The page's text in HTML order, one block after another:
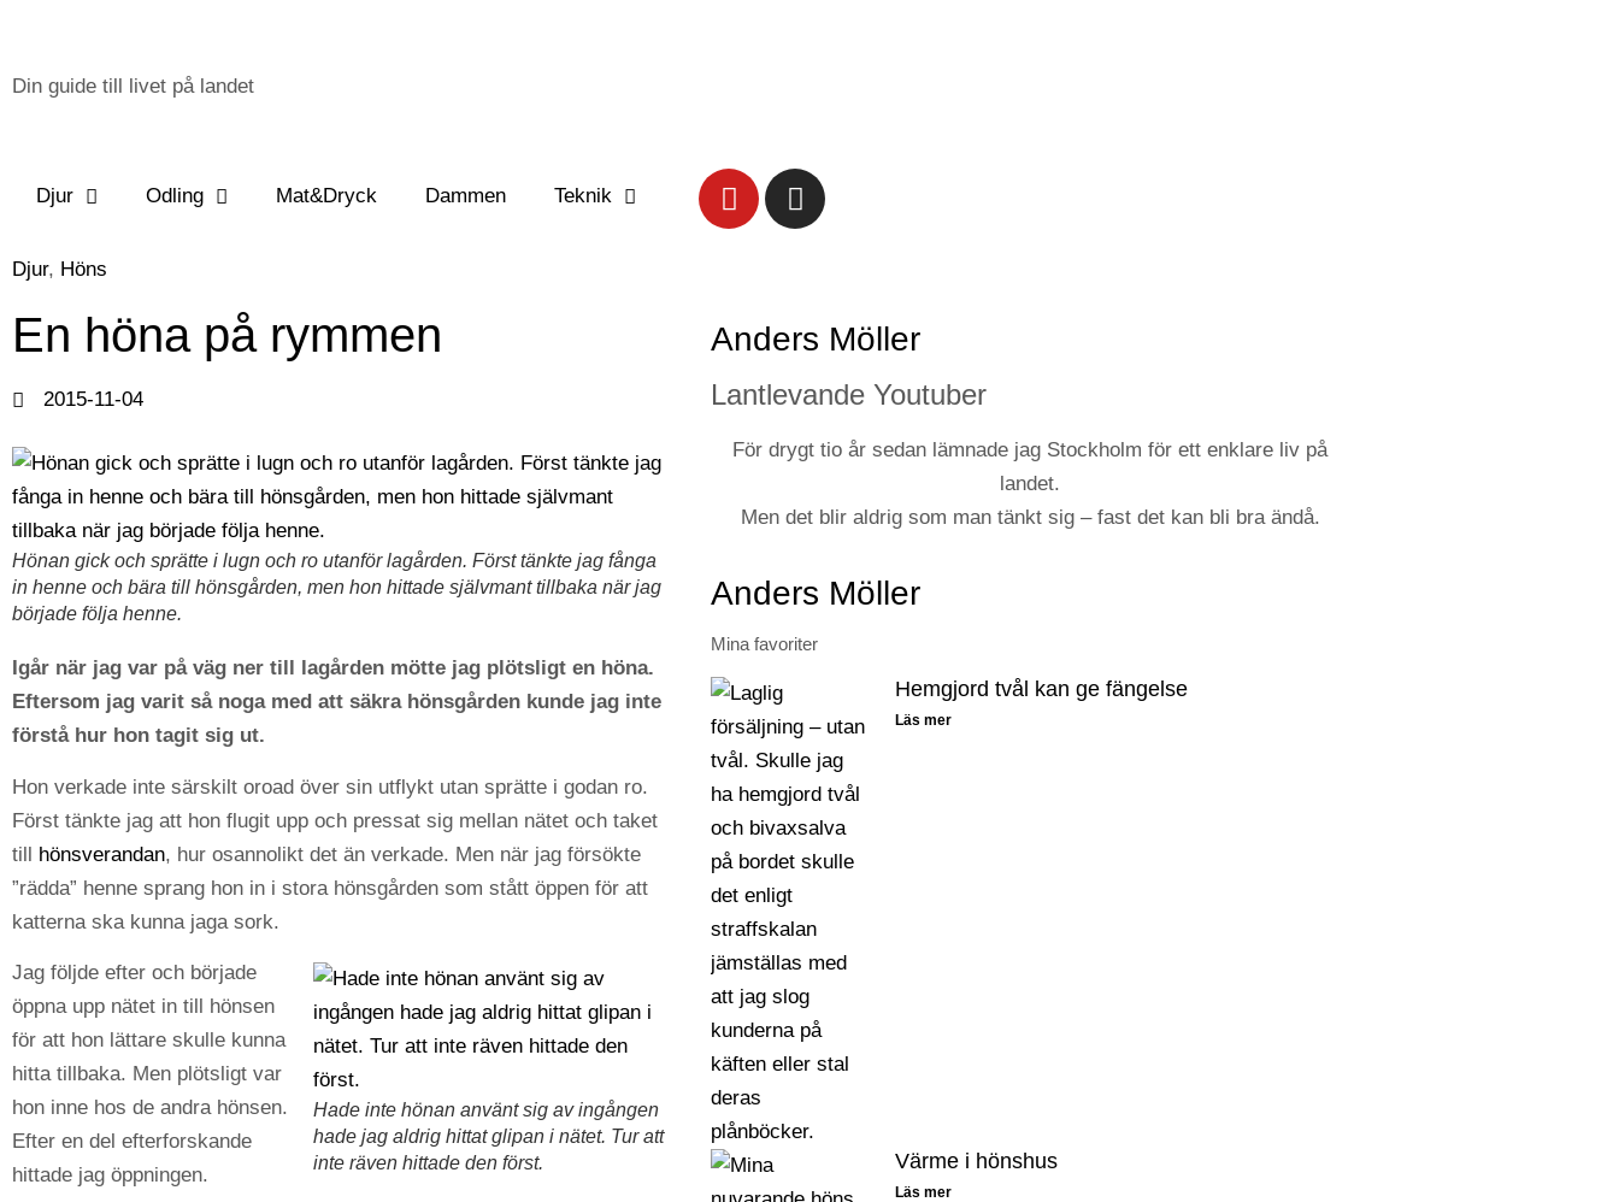
Din guide till livet på landet
Djur Odling Mat&Dryck Dammen Teknik
Djur, Höns
En höna på rymmen
2015-11-04
Hönan gick och sprätte i lugn och ro utanför lagården. Först tänkte jag fånga
in henne och bära till hönsgården, men hon hittade självmant tillbaka när jag
började följa henne.
Igår när jag var på väg ner till lagården mötte jag plötsligt en höna.
Eftersom jag varit så noga med att säkra hönsgården kunde jag inte
förstå hur hon tagit sig ut.
Hon verkade inte särskilt oroad över sin utflykt utan sprätte i godan ro.
Först tänkte jag att hon flugit upp och pressat sig mellan nätet och taket
till hönsverandan, hur osannolikt det än verkade. Men när jag försökte
”rädda” henne sprang hon in i stora hönsgården som stått öppen för att
katterna ska kunna jaga sork.
Hade inte hönan använt sig av ingången
hade jag aldrig hittat glipan i nätet. Tur att
inte räven hittade den först.
Jag följde efter och började
öppna upp nätet in till hönsen
för att hon lättare skulle kunna
hitta tillbaka. Men plötsligt var
hon inne hos de andra hönsen.
Efter en del efterforskande
hittade jag öppningen.
Anders Möller
Lantlevande Youtuber
För drygt tio år sedan lämnade jag Stockholm för ett enklare liv på
landet.
Men det blir aldrig som man tänkt sig – fast det kan bli bra ändå.
Anders Möller
Mina favoriter
Hemgjord tvål kan ge fängelse
Läs mer
Värme i hönshus
Läs mer